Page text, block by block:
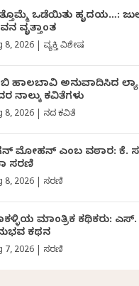
ಒಡೆಯಿತು ಹೃದಯ…:
ವೃತ್ತಾಂತ
8, 2026 ವ್ಯಕ್ತಿ ವಿಶೇಷ
ಬಿ ಹಾಲಬಾವಿ ಅನುವಾದಿಸಿದ
ನಾಲ್ಕು ಕವಿತೆಗಳು
8, 2026 ದಿನದ ಕವಿತೆ
ಮೋಹನ್‌ ಎಂಬ ವಠಾರ: ಕೆ.
ಸರಣಿ
8, 2026 ಸರಣಿ
ಮಾಂತ್ರಿಕ ಕಥಿಕರು:
ಕಥನ
7, 2026 ಸರಣಿ